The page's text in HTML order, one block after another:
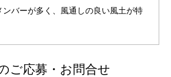
ンバーが多く、風通しの良い風土が特
ご応募・お問合せ